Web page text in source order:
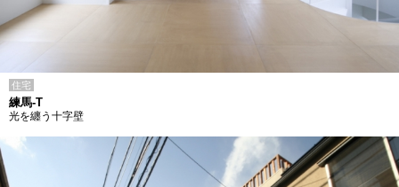
住宅
練馬-T
光を纏う十字壁